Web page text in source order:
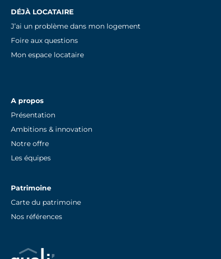
DÉJÀ LOCATAIRE
J’ai un problème dans mon logement
Foire aux questions
Mon espace locataire
A propos
Présentation
Ambitions & innovation
Notre offre
Les équipes
Patrimoine
Carte du patrimoine
Nos références